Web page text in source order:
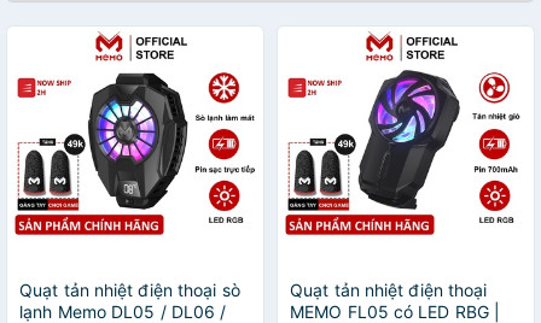
Quạt tản nhiệt điện thoại sò
lạnh Memo DL05 / DL06 /
Quạt tản nhiệt điện thoại
MEMO FL05 có LED RBG |